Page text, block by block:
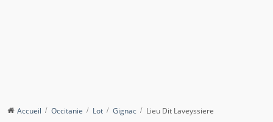
Accueil Occitanie Lot Gignac Lieu Dit Laveyssiere